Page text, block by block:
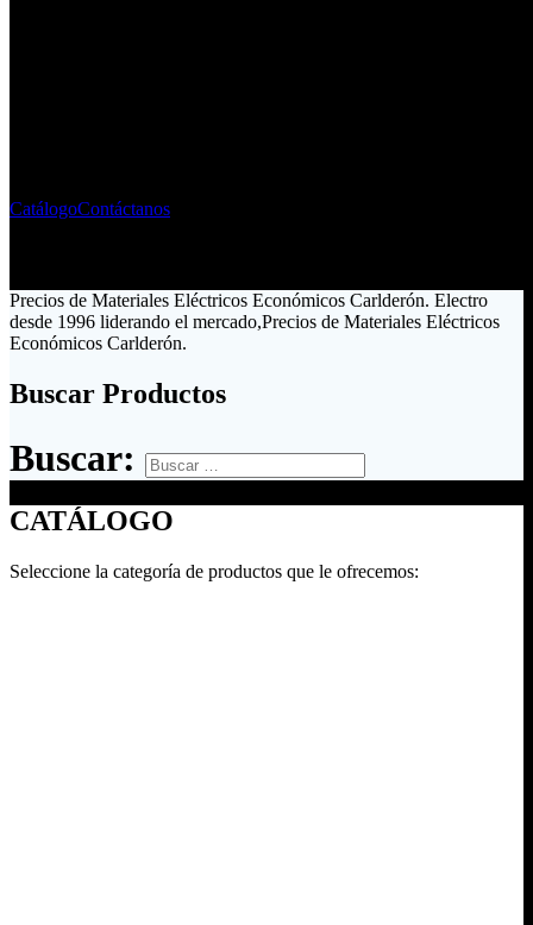
CatálogoContáctanos
Precios de Materiales Eléctricos Económicos Carlderón. Electro
desde 1996 liderando el mercado,Precios de Materiales Eléctricos
Económicos Carlderón.
Buscar Productos
Buscar:
CATÁLOGO
Seleccione la categoría de productos que le ofrecemos: